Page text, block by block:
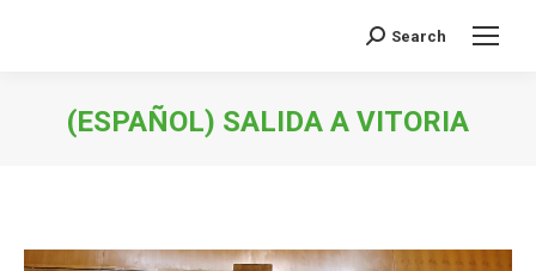
Search:
Search
(ESPAÑOL) SALIDA A VITORIA